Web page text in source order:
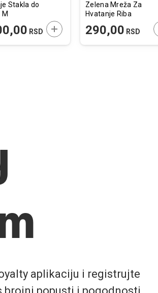
Stakla do
M
RSD DODAJTE U KORPU
Zelena Mreža Za
Hvatanje Riba
290,00 RSD
aplikaciju i registrujte
brojni popusti i pogodnosti.